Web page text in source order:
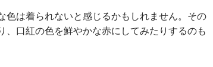
は着られないと感じるかもしれません。その
、口紅の色を鮮やかな赤にしてみたりするのも